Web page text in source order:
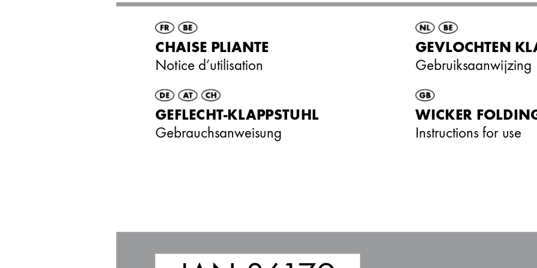
GEFLECHT-KLAPPSTUHL
Gebrauchsanweisung
CHAISE PLIANTE
Notice d’utilisation
WICKER
Instructions for use
GEVLOCHTEN KL
Gebruiksaanwijzing